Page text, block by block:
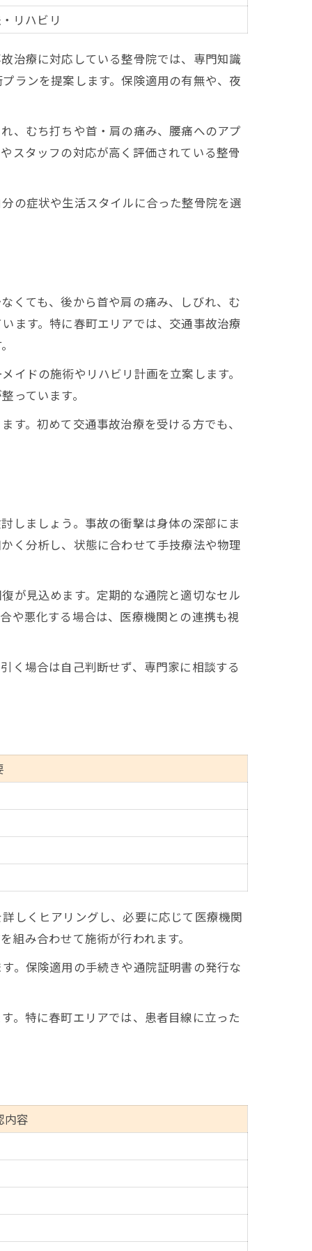
リハビリ
治療に対応している整骨院では、専門知識
ランを提案します。保険適用の有無や、夜
、むち打ちや首・肩の痛み、腰痛へのアプ
スタッフの対応が高く評価されている整骨
の症状や生活スタイルに合った整骨院を選
くても、後から首や肩の痛み、しびれ、む
ます。特に春町エリアでは、交通事故治療
ドの施術やリハビリ計画を立案します。
っています。
す。初めて交通事故治療を受ける方でも、
しましょう。事故の衝撃は身体の深部にま
く分析し、状態に合わせて手技療法や物理
が見込めます。定期的な通院と適切なセル
や悪化する場合は、医療機関との連携も視
く場合は自己判断せず、専門家に相談する
しくヒアリングし、必要に応じて医療機関
み合わせて施術が行われます。
。保険適用の手続きや通院証明書の発行な
。特に春町エリアでは、患者目線に立った
内容